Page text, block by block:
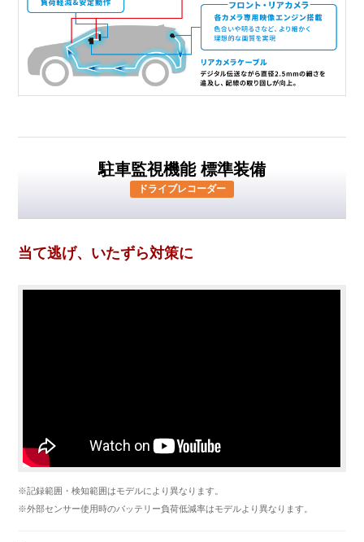
駐車監視機能 標準装備
ドライブレコーダー
当て逃げ、いたずら対策に
※記録範囲・検知範囲はモデルにより異なります。
※外部センサー使用時のバッテリー負荷低減率はモデルより異なります。